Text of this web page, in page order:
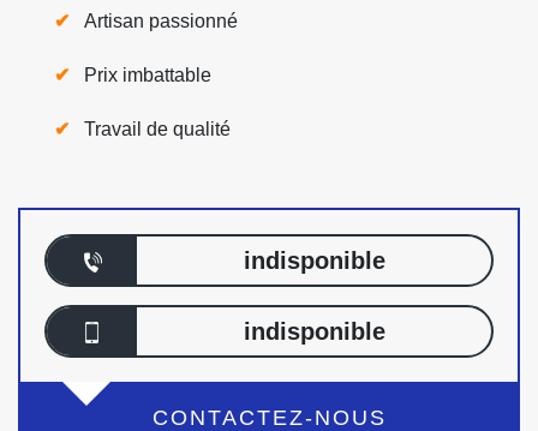
Artisan passionné
Prix imbattable
Travail de qualité
indisponible
indisponible
CONTACTEZ-NOUS